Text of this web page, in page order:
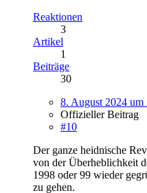
Reaktionen
3
Artikel
1
Beiträge
30
8. August 2024 um
Offizieller Beitrag
#10
Der ganze heidnische
von der Überheblichkeit
1998 oder 99 wieder
zu gehen.